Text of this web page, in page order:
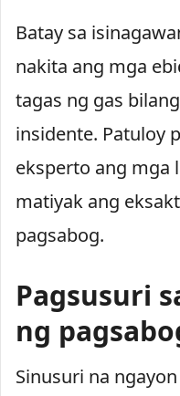
Batay sa
nakita ang mga
tagas ng gas
insidente. Patuloy
eksperto ang mga
matiyak ang
pagsabog.
Pagsusuri
ng
Sinusuri na